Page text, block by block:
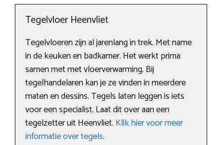
Tegelvloer Heenvliet
Tegelvloeren zijn al jarenlang in trek. Met name
in de keuken en badkamer. Het werkt prima
samen met met vloerverwarming. Bij
tegelhandelaren kan je ze vinden in meerdere
maten en dessins. Tegels laten leggen is iets
voor een specialist. Laat dit over aan een
tegelzetter uit Heenvliet. Klik hier voor meer
informatie over tegels.